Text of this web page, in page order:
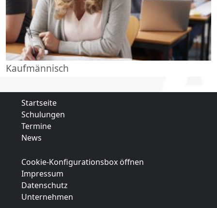
Kaufmännisch
Startseite
Schulungen
Termine
News
Cookie-Konfigurationsbox öffnen
Impressum
Datenschutz
Unternehmen